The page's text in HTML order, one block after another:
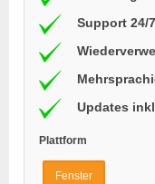
Support 24/
Updates
Plattform
Fenster